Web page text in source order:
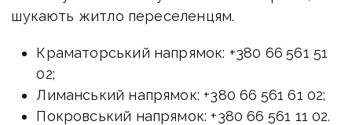
шукають житло переселенцям.
Краматорський напрямок: +380 66 561 51
02;
Лиманський напрямок: +380 66 561 61 02;
Покровський напрямок: +380 66 561 11 02.